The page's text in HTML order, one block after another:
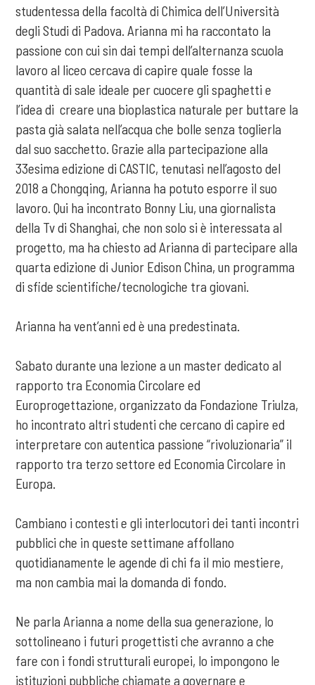
studentessa della facoltà di Chimica dell’Università
degli Studi di Padova. Arianna mi ha raccontato la
passione con cui sin dai tempi dell’alternanza scuola
lavoro al liceo cercava di capire quale fosse la
quantità di sale ideale per cuocere gli spaghetti e
l’idea di creare una bioplastica naturale per buttare la
pasta già salata nell’acqua che bolle senza toglierla
dal suo sacchetto. Grazie alla partecipazione alla
33esima edizione di CASTIC, tenutasi nell’agosto del
2018 a Chongqing, Arianna ha potuto esporre il suo
lavoro. Qui ha incontrato Bonny Liu, una giornalista
della Tv di Shanghai, che non solo si è interessata al
progetto, ma ha chiesto ad Arianna di partecipare alla
quarta edizione di Junior Edison China, un programma
di sfide scientifiche/tecnologiche tra giovani.
Arianna ha vent’anni ed è una predestinata.
Sabato durante una lezione a un master dedicato al
rapporto tra Economia Circolare ed
Europrogettazione, organizzato da Fondazione Triulza,
ho incontrato altri studenti che cercano di capire ed
interpretare con autentica passione “rivoluzionaria” il
rapporto tra terzo settore ed Economia Circolare in
Europa.
Cambiano i contesti e gli interlocutori dei tanti incontri
pubblici che in queste settimane affollano
quotidianamente le agende di chi fa il mio mestiere,
ma non cambia mai la domanda di fondo.
Ne parla Arianna a nome della sua generazione, lo
sottolineano i futuri progettisti che avranno a che
fare con i fondi strutturali europei, lo impongono le
istituzioni pubbliche chiamate a governare e